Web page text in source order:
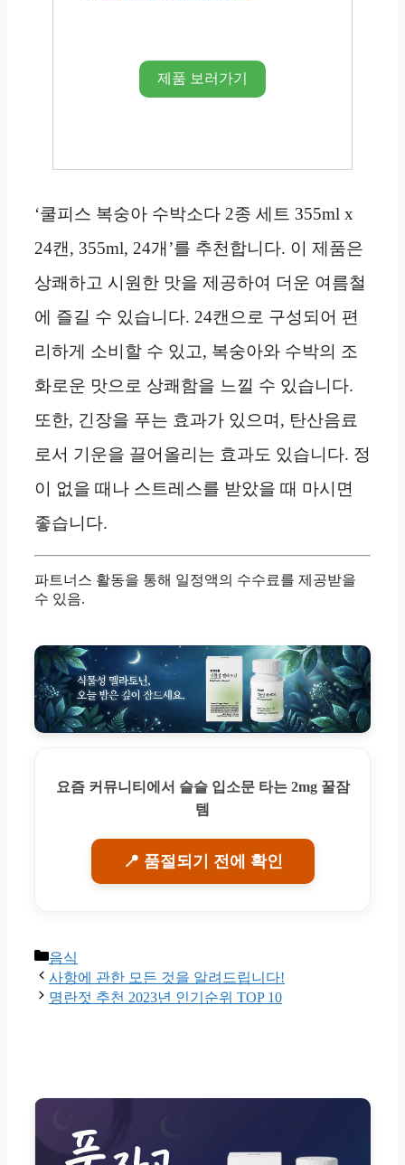
제품 보러가기
‘쿨피스 복숭아 수박소다 2종 세트 355ml x
24캔, 355ml, 24개’를 추천합니다. 이 제품은
상쾌하고 시원한 맛을 제공하여 더운 여름철
에 즐길 수 있습니다. 24캔으로 구성되어 편
리하게 소비할 수 있고, 복숭아와 수박의 조
화로운 맛으로 상쾌함을 느낄 수 있습니다.
또한, 긴장을 푸는 효과가 있으며, 탄산음료
로서 기운을 끌어올리는 효과도 있습니다. 정
이 없을 때나 스트레스를 받았을 때 마시면
좋습니다.
파트너스 활동을 통해 일정액의 수수료를 제공받을
수 있음.
요즘 커뮤니티에서 슬슬 입소문 타는 2mg 꿀잠
템
📍 품절되기 전에 확인
Categories
음식
사항에 관한 모든 것을 알려드립니다!
명란젓 추천 2023년 인기순위 TOP 10